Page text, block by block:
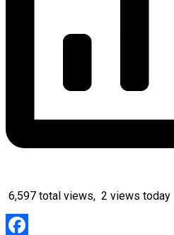
6,597 total views, 2 views today